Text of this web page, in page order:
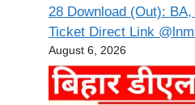
28 Download (Out):
Ticket Direct Link
August 6, 2026